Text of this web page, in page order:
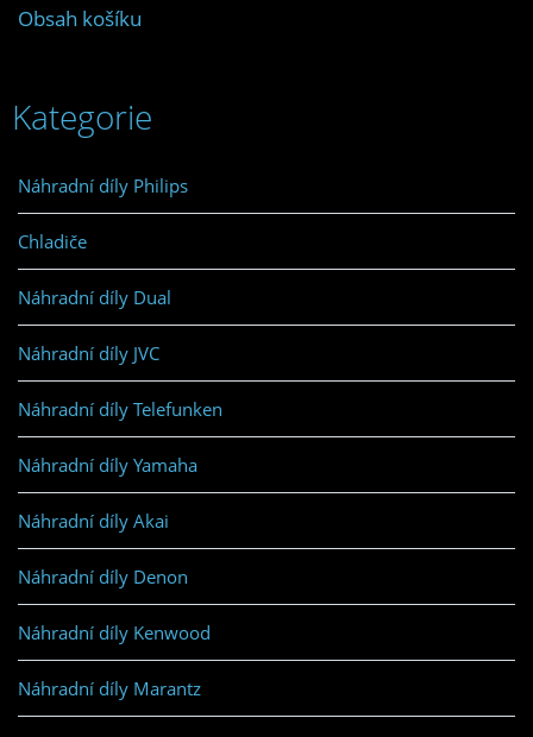
Obsah košíku
Kategorie
Náhradní díly Philips
Chladiče
Náhradní díly Dual
Náhradní díly JVC
Náhradní díly Telefunken
Náhradní díly Yamaha
Náhradní díly Akai
Náhradní díly Denon
Náhradní díly Kenwood
Náhradní díly Marantz